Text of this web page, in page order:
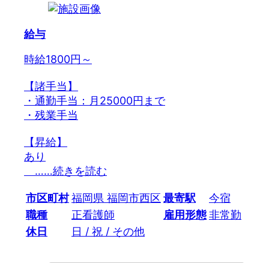
給与
時給1800円～
【諸手当】
・通勤手当：月25000円まで
・残業手当
【昇給】
あり
……続きを読む
市区町村福岡県 福岡市西区 最寄駅
今宿
職種
正看護師 雇用形態非常勤
休日
日 / 祝 / その他